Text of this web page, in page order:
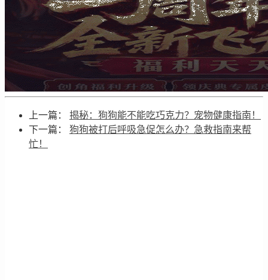
上一篇： 揭秘：狗狗能不能吃巧克力？宠物健康指南！
下一篇： 狗狗被打后呼吸急促怎么办？急救指南来帮
忙！